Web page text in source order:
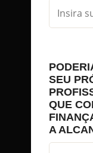
SEU
QUE
A